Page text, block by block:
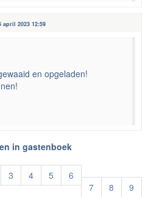
april 2023 12:59
en opgeladen!
in gastenboek
3 4 5
6
7
8
9